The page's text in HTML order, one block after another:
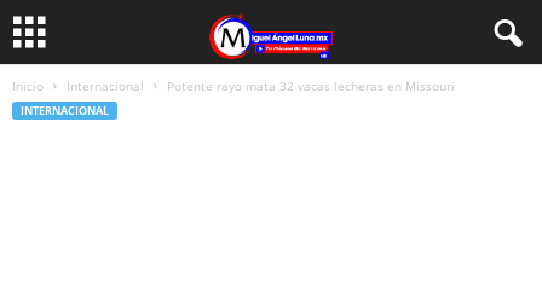
Inicio Internacional Potente rayo mata 32 vacas lecheras en Missouri
INTERNACIONAL